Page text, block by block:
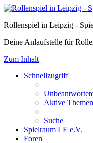
Rollenspiel in Leipzig -
Deine Anlaufstelle für
Zum Inhalt
Schnellzugriff
Aktive Themen
Suche
Spielraum LE e.V.
Foren